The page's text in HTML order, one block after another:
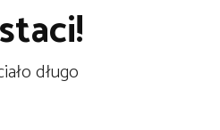
długo